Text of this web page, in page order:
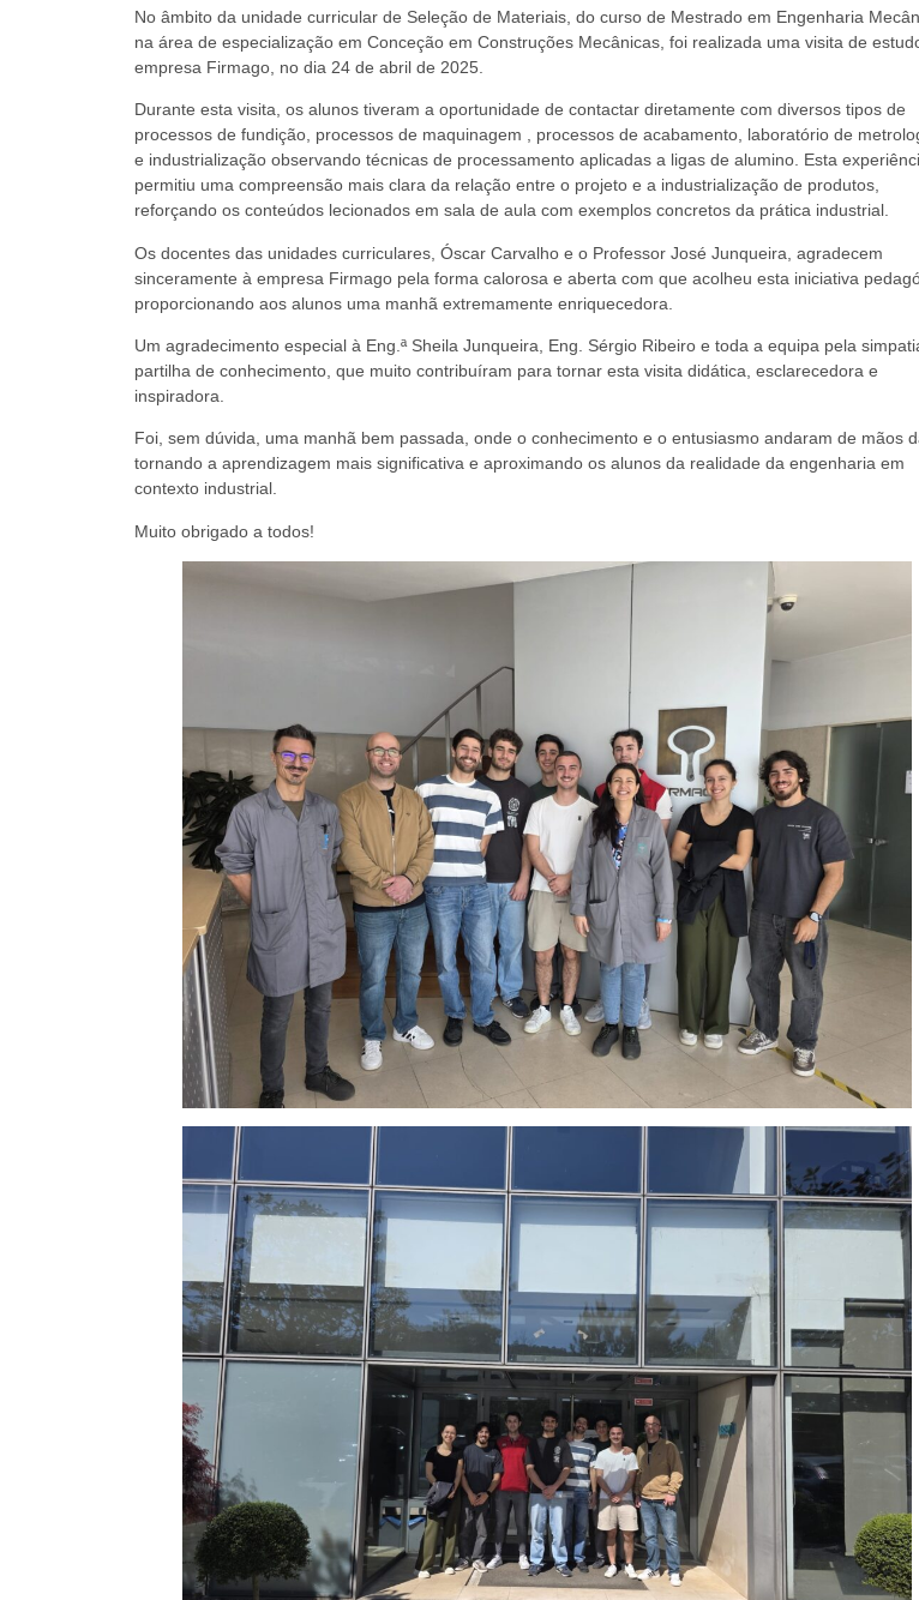
No âmbito da unidade curricular de Seleção de Materiais, do curso de Mestrado em Engenharia
na área de especialização em Conceção em Construções Mecânicas, foi realizada uma visita de
empresa Firmago, no dia 24 de abril de 2025.
Durante esta visita, os alunos tiveram a oportunidade de contactar diretamente com diversos tipos de
processos de fundição, processos de maquinagem , processos de acabamento, laboratório de
e industrialização observando técnicas de processamento aplicadas a ligas de alumino. Esta
permitiu uma compreensão mais clara da relação entre o projeto e a industrialização de produtos,
reforçando os conteúdos lecionados em sala de aula com exemplos concretos da prática industrial.
Os docentes das unidades curriculares, Óscar Carvalho e o Professor José Junqueira, agradecem
sinceramente à empresa Firmago pela forma calorosa e aberta com que acolheu esta iniciativa
proporcionando aos alunos uma manhã extremamente enriquecedora.
Um agradecimento especial à Eng.ª Sheila Junqueira, Eng. Sérgio Ribeiro e toda a equipa pela
partilha de conhecimento, que muito contribuíram para tornar esta visita didática, esclarecedora e
inspiradora.
Foi, sem dúvida, uma manhã bem passada, onde o conhecimento e o entusiasmo andaram de mãos
tornando a aprendizagem mais significativa e aproximando os alunos da realidade da engenharia em
contexto industrial.
Muito obrigado a todos!